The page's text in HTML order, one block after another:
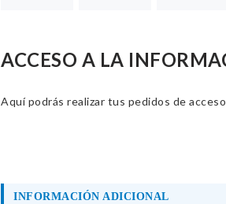
ACCESO A LA
Aquí podrás realizar tus pedidos de
INFORMACIÓN ADICIONAL